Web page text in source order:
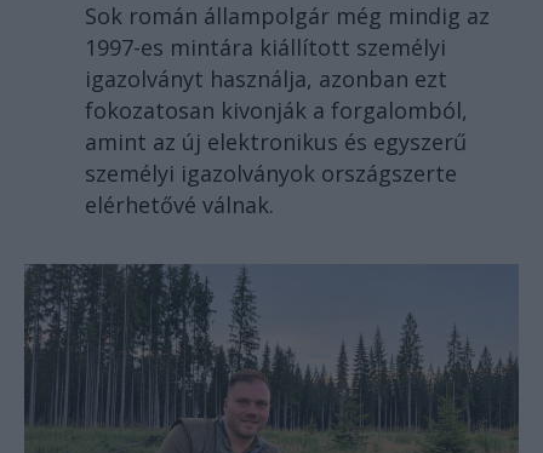
Sok román állampolgár még mindig az
1997-es mintára kiállított személyi
igazolványt használja, azonban ezt
fokozatosan kivonják a forgalomból,
amint az új elektronikus és egyszerű
személyi igazolványok országszerte
elérhetővé válnak.